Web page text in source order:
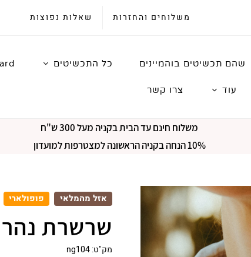
משלוחים והחזרות שאלות נפוצות
שהם תכשיטים בוהמיינים כל התכשיטים
עוד צרו קשר
משלוח חינם עד הבית בקניה מעל 300 ש"ח
10% הנחה בקניה הראשונה למצטרפות למועדון
אזל מהמלאי פופולארי
שרשרת נהר
מק"ט:ng104